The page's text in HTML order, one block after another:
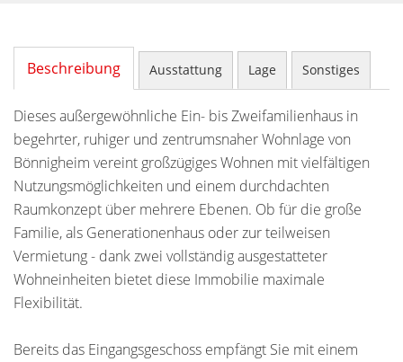
Beschreibung Ausstattung Lage Sonstiges
Dieses außergewöhnliche Ein- bis Zweifamilienhaus in
begehrter, ruhiger und zentrumsnaher Wohnlage von
Bönnigheim vereint großzügiges Wohnen mit vielfältigen
Nutzungsmöglichkeiten und einem durchdachten
Raumkonzept über mehrere Ebenen. Ob für die große
Familie, als Generationenhaus oder zur teilweisen
Vermietung - dank zwei vollständig ausgestatteter
Wohneinheiten bietet diese Immobilie maximale
Flexibilität.
Bereits das Eingangsgeschoss empfängt Sie mit einem